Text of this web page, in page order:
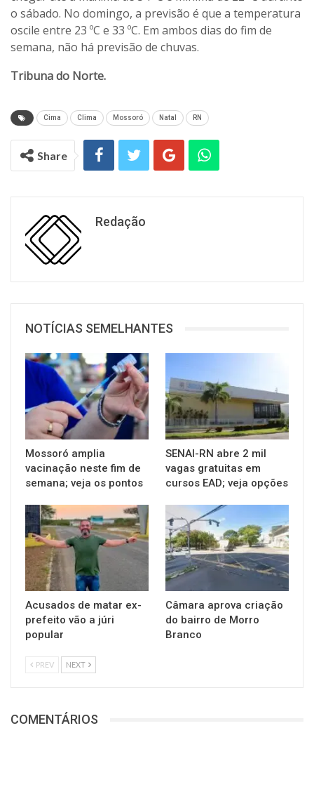
o sábado. No domingo, a previsão é que a temperatura
oscile entre 23 ºC e 33 ºC. Em ambos dias do fim de
semana, não há previsão de chuvas.
Tribuna do Norte.
Cima Clima Mossoró Natal RN
Share
Redação
NOTÍCIAS SEMELHANTES
Mossoró amplia
vacinação neste fim de
semana; veja os pontos
SENAI-RN abre 2 mil
vagas gratuitas em
cursos EAD; veja opções
Acusados de matar ex-
prefeito vão a júri
popular
Câmara aprova criação
do bairro de Morro
Branco
PREV NEXT
COMENTÁRIOS